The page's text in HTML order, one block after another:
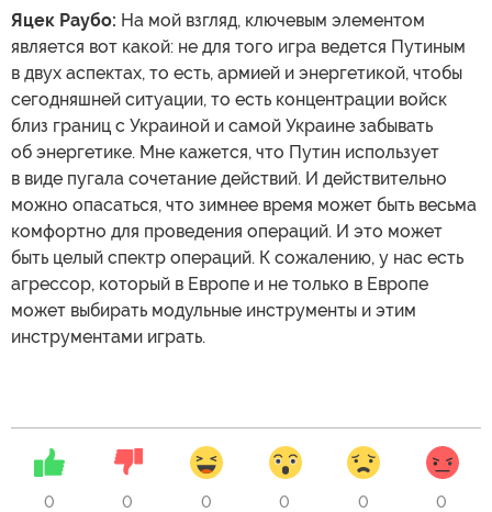
Яцек Раубо: На мой взгляд, ключевым элементом
является вот какой: не для того игра ведется Путиным
в двух аспектах, то есть, армией и энергетикой, чтобы
сегодняшней ситуации, то есть концентрации войск
близ границ с Украиной и самой Украине забывать
об энергетике. Мне кажется, что Путин использует
в виде пугала сочетание действий. И действительно
можно опасаться, что зимнее время может быть весьма
комфортно для проведения операций. И это может
быть целый спектр операций. К сожалению, у нас есть
агрессор, который в Европе и не только в Европе
может выбирать модульные инструменты и этим
инструментами играть.
0 0 0 0 0 0